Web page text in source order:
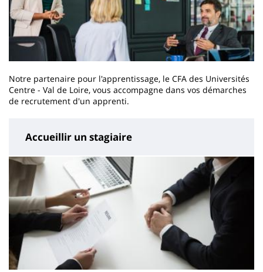
Notre partenaire pour l'apprentissage, le CFA des Universités
Centre - Val de Loire, vous accompagne dans vos démarches
de recrutement d'un apprenti.
Accueillir un stagiaire